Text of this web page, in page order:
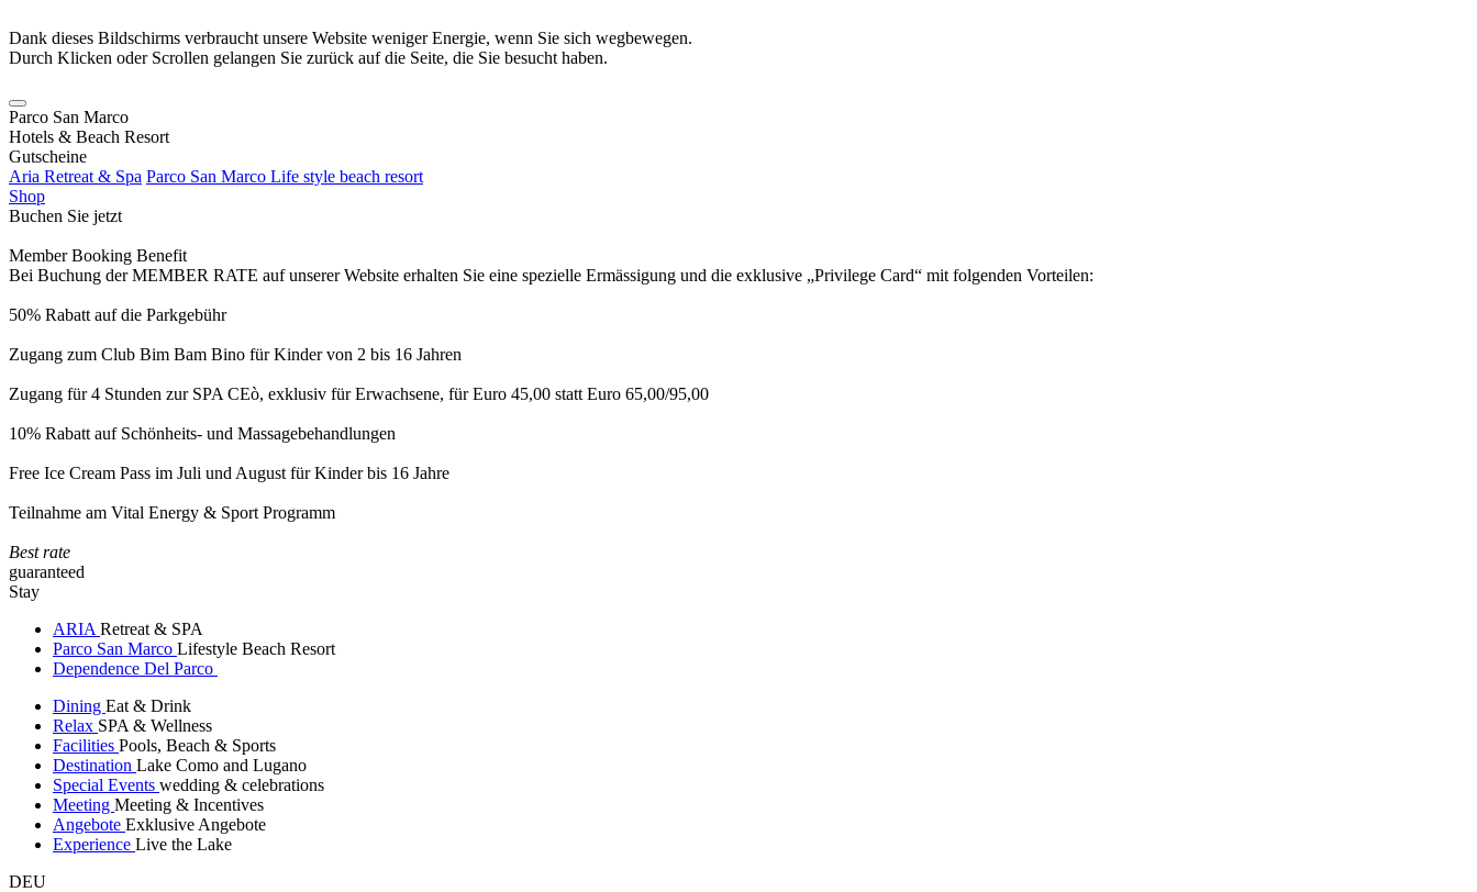
Dank dieses Bildschirms verbraucht unsere Website weniger Energie, wenn Sie sich wegbewegen.
Durch Klicken oder Scrollen gelangen Sie zurück auf die Seite, die Sie besucht haben.
Parco San Marco
Hotels & Beach Resort
Gutscheine
Aria Retreat & Spa Parco San Marco Life style beach resort
Shop
Buchen Sie jetzt
Member Booking Benefit
Bei Buchung der MEMBER RATE auf unserer Website erhalten Sie eine spezielle Ermässigung und die exklusive „Privilege Card“ mit folgenden Vorteilen:
50% Rabatt auf die Parkgebühr
Zugang zum Club Bim Bam Bino für Kinder von 2 bis 16 Jahren
Zugang für 4 Stunden zur SPA CEò, exklusiv für Erwachsene, für Euro 45,00 statt Euro 65,00/95,00
10% Rabatt auf Schönheits- und Massagebehandlungen
Free Ice Cream Pass im Juli und August für Kinder bis 16 Jahre
Teilnahme am Vital Energy & Sport Programm
Best rate
guaranteed
Stay
ARIA Retreat & SPA
Parco San Marco Lifestyle Beach Resort
Dependence Del Parco
Dining Eat & Drink
Relax SPA & Wellness
Facilities Pools, Beach & Sports
Destination Lake Como and Lugano
Special Events wedding & celebrations
Meeting Meeting & Incentives
Angebote Exklusive Angebote
Experience Live the Lake
DEU